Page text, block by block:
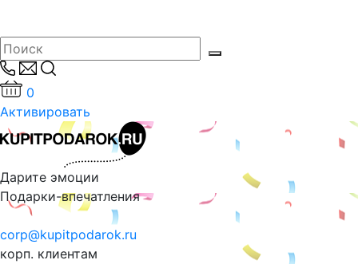
0
Активировать
Дарите эмоции
Подарки-впечатления
corp@kupitpodarok.ru
корп. клиентам